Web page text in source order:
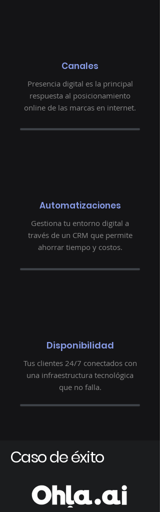
Canales
Presencia digital es la principal
respuesta al posicionamiento
online de las marcas en internet.
Automatizaciones
Gestiona tu entorno digital a
través de un CRM que permite
ahorrar tiempo y costos.
Disponibilidad
Tus clientes 24/7 conectados con
una infraestructura tecnológica
que no falla.
Caso de éxito